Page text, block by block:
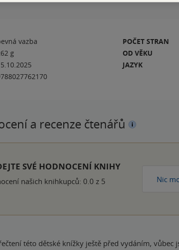
vazba
g
POČET STRAN
OD VĚKU
JAZYK
a recenze čtenářů
SVÉ HODNOCENÍ KNIHY
našich knihkupců: 0.0 z 5 Nic
této dětské knížky ještě před vydáním, vůbec